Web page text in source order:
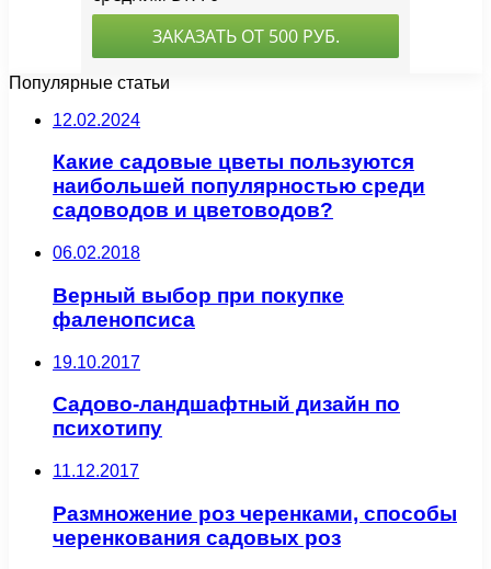
Популярные статьи
12.02.2024
Какие садовые цветы пользуются
наибольшей популярностью среди
садоводов и цветоводов?
06.02.2018
Верный выбор при покупке
фаленопсиса
19.10.2017
Садово-ландшафтный дизайн по
психотипу
11.12.2017
Размножение роз черенками, способы
черенкования садовых роз